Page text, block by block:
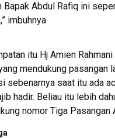
Bapak Abdul Rafiq ini
imbuhnya
itu Hj Amien
mendukung pasangan
sebenarnya saat itu ada
hadir. Beliau itu lebih
nomor Tiga Pasangan